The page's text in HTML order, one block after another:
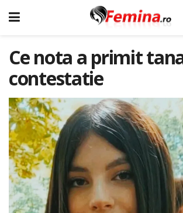
Ce nota a primit
contestatie